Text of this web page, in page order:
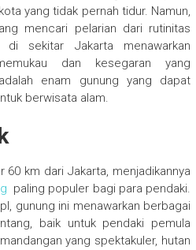
kota yang tidak pernah tidur. Namun,
mencari pelarian dari rutinitas
di sekitar Jakarta menawarkan
dan kesegaran yang
enam gunung yang dapat
berwisata alam.
60 km dari Jakarta, menjadikannya
paling populer bagi para pendaki.
gunung ini menawarkan berbagai
baik untuk pendaki pemula
yang spektakuler, hutan